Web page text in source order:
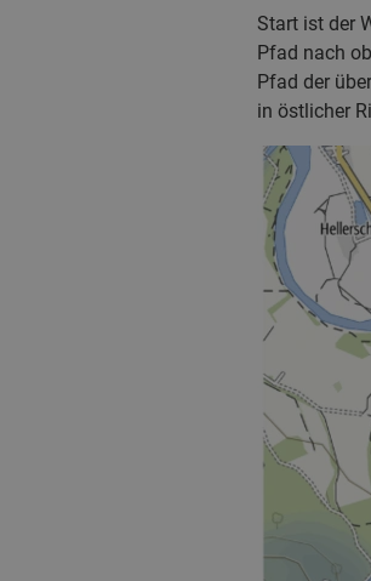
Start ist der
Pfad nach
Pfad der
in östlicher